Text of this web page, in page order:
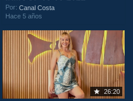
Por:Canal Costa
Hace 5 años
26:20